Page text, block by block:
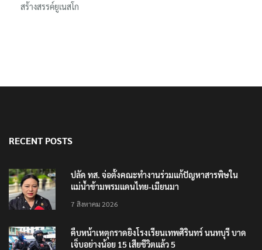
สร้างสรรค์ยูเนสโก
RECENT POSTS
ปลัด ทส. จ่อตั้งคณะทำงานร่วมแก้ปัญหาสารพิษใน
แม่น้ำข้ามพรมแดนไทย-เมียนมา
7 สิงหาคม 2026
คืบหน้าเหตุกราดยิงโรงเรียนเทพศิรินทร์ นนทบุรี บาด
เจ็บอย่างน้อย 15 เสียชีวิตแล้ว 5